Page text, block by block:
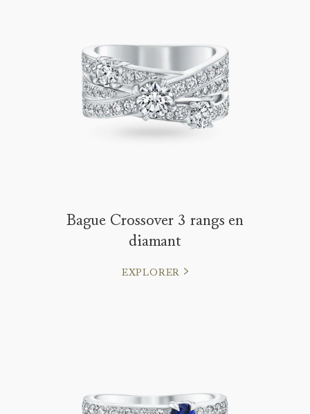
Bague Crossover 3 rangs en
diamant
EXPLORER